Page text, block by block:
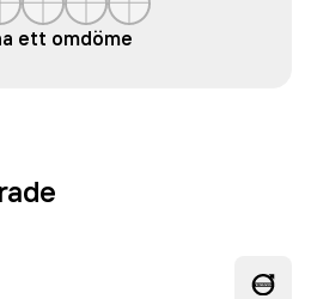
ett omdöme